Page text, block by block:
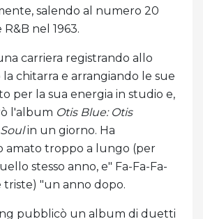
salendo al numero 20
nel 1963.
carriera registrando allo
chitarra e arrangiando le sue
per la sua energia in studio e,
l'album Otis Blue: Otis
in un giorno. Ha
amato troppo a lungo (per
stesso anno, e" Fa-Fa-Fa-
triste) "un anno dopo.
pubblicò un album di duetti